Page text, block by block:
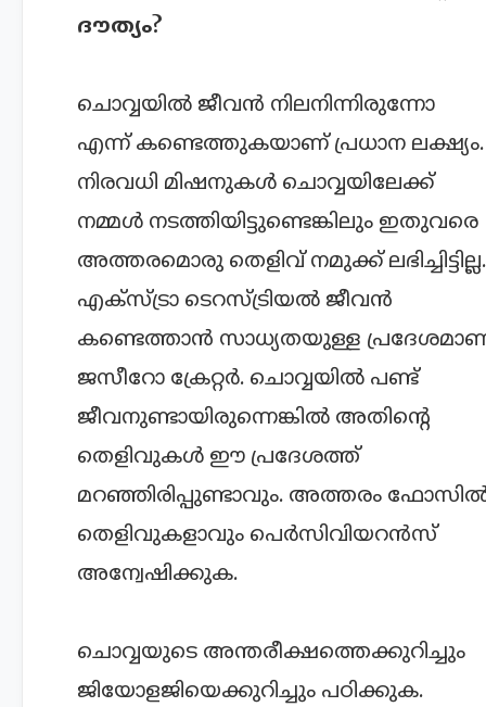
ദൗത്യം?
ചൊവ്വയിൽ ജീവൻ നിലനിന്നിരുന്നോ
എന്ന് കണ്ടെത്തുകയാണ് പ്രധാന ലക്ഷ്യം.
നിരവധി മിഷനുകൾ ചൊവ്വയിലേക്ക്
നമ്മൾ നടത്തിയിട്ടുണ്ടെങ്കിലും ഇതുവരെ
അത്തരമൊരു തെളിവ് നമുക്ക് ലഭിച്ചിട്ടില്ല.
എക്സ്ട്രാ ടെറസ്ട്രിയൽ ജീവൻ
കണ്ടെത്താൻ സാധ്യതയുള്ള
ജസീറോ ക്രേറ്റർ. ചൊവ്വയിൽ പണ്ട്
ജീവനുണ്ടായിരുന്നെങ്കിൽ അതിന്റെ
തെളിവുകൾ ഈ പ്രദേശത്ത്
മറഞ്ഞിരിപ്പുണ്ടാവും. അത്തരം
തെളിവുകളാവും പെർസിവിയറൻസ്
അന്വേഷിക്കുക.
ചൊവ്വയുടെ അന്തരീക്ഷത്തെക്കുറിച്ചും
ജിയോളജിയെക്കുറിച്ചും പഠിക്കുക.